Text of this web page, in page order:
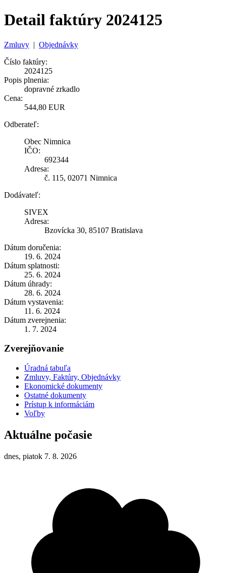
Detail faktúry 2024125
Zmluvy | Objednávky
Číslo faktúry:
2024125
Popis plnenia:
dopravné zrkadlo
Cena:
544,80 EUR
Odberateľ:
Obec Nimnica
IČO:
692344
Adresa:
č. 115, 02071 Nimnica
Dodávateľ:
SIVEX
Adresa:
Bzovícka 30, 85107 Bratislava
Dátum doručenia:
19. 6. 2024
Dátum splatnosti:
25. 6. 2024
Dátum úhrady:
28. 6. 2024
Dátum vystavenia:
11. 6. 2024
Dátum zverejnenia:
1. 7. 2024
Zverejňovanie
Úradná tabuľa
Zmluvy, Faktúry, Objednávky
Ekonomické dokumenty
Ostatné dokumenty
Prístup k informáciám
Voľby
Aktuálne počasie
dnes, piatok 7. 8. 2026